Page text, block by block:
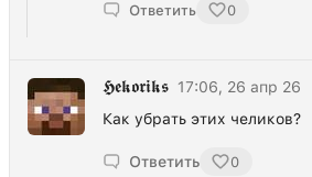
Ответить 0
𝕳𝖊𝖐𝖔𝖗𝖎𝖐𝖘 17:06, 26 апр 26
Как убрать этих челиков?
Ответить 0